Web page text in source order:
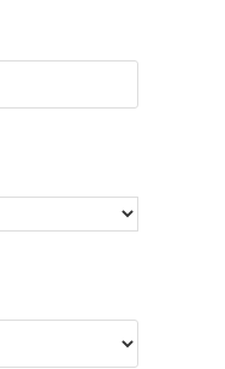
DE
Escape
el